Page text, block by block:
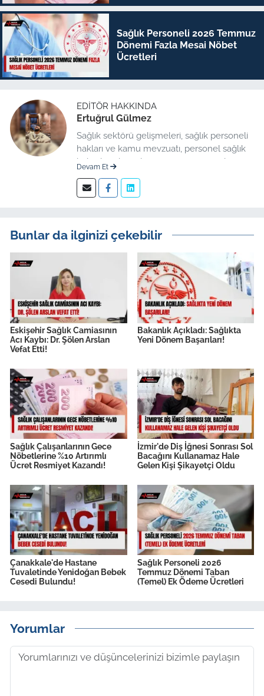
Sağlık Personeli 2026 Temmuz
Dönemi Fazla Mesai Nöbet
Ücretleri
EDITÖR HAKKINDA
Ertuğrul Gülmez
Sağlık sektörü gelişmeleri, sağlık personeli
hakları ve kamu mevzuatı, personel sağlık
haberleri düzenleme üzerine uzmanlaşmış
Devam Et
Bunlar da ilginizi çekebilir
Eskişehir Sağlık Camiasının
Acı Kaybı: Dr. Şölen Arslan
Vefat Etti!
Bakanlık Açıkladı: Sağlıkta
Yeni Dönem Başarıları!
Sağlık Çalışanlarının Gece
Nöbetlerine %10 Artırımlı
Ücret Resmiyet Kazandı!
İzmir'de Diş İğnesi Sonrası Sol
Bacağını Kullanamaz Hale
Gelen Kişi Şikayetçi Oldu
Çanakkale'de Hastane
Tuvaletinde Yenidoğan Bebek
Cesedi Bulundu!
Sağlık Personeli 2026
Temmuz Dönemi Taban
(Temel) Ek Ödeme Ücretleri
Yorumlar